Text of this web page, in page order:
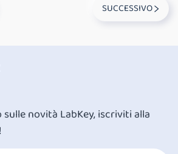
SUCCESSIVO
novità LabKey, iscriviti alla